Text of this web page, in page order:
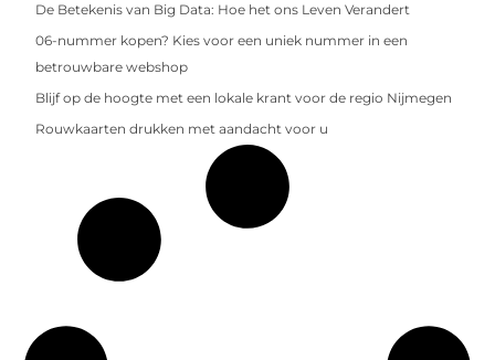
De Betekenis van Big Data: Hoe het ons Leven Verandert
06-nummer kopen? Kies voor een uniek nummer in een
betrouwbare webshop
Blijf op de hoogte met een lokale krant voor de regio Nijmegen
Rouwkaarten drukken met aandacht voor u